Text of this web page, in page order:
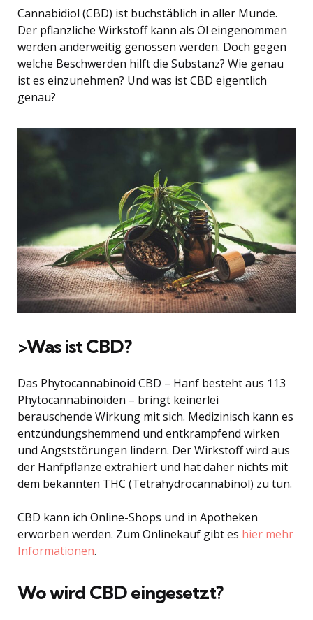
Cannabidiol (CBD) ist buchstäblich in aller Munde.
Der pflanzliche Wirkstoff kann als Öl eingenommen
werden anderweitig genossen werden. Doch gegen
welche Beschwerden hilft die Substanz? Wie genau
ist es einzunehmen? Und was ist CBD eigentlich
genau?
>Was ist CBD?
Das Phytocannabinoid CBD – Hanf besteht aus 113
Phytocannabinoiden – bringt keinerlei
berauschende Wirkung mit sich. Medizinisch kann es
entzündungshemmend und entkrampfend wirken
und Angststörungen lindern. Der Wirkstoff wird aus
der Hanfpflanze extrahiert und hat daher nichts mit
dem bekannten THC (Tetrahydrocannabinol) zu tun.
CBD kann ich Online-Shops und in Apotheken
erworben werden. Zum Onlinekauf gibt es hier mehr
Informationen.
Wo wird CBD eingesetzt?